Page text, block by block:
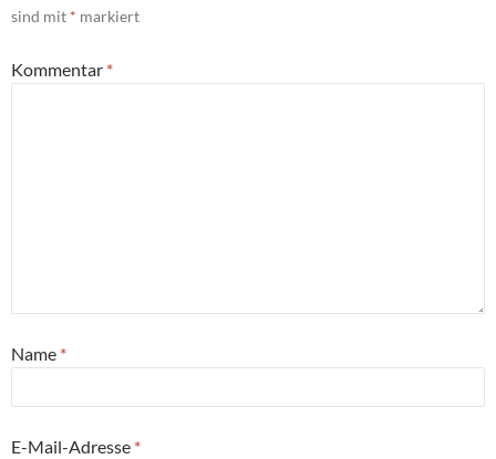
sind mit * markiert
Kommentar *
Name *
E-Mail-Adresse *